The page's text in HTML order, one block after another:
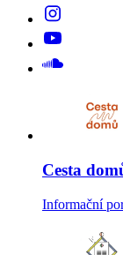
Cesta
Informační